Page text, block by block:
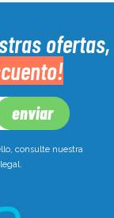
ofertas,
consulte nuestra